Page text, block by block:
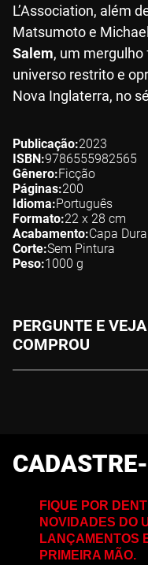
L’Association, além
Matsumoto e
Salem, um
universo restrito e
Nova Inglaterra, no
Publicação 2023
ISBN 9786555982565
Gênero Ficção
Páginas 200
Idioma Português
Formato 22 x 28 cm
Acabamento Capa Dura
Corte Sem Pintura
Peso 1000 g
PERGUNTE E
COMPROU
FIQUE POR
NOVIDADES DO
LANÇAMENTOS
PRIMEIRA MÃO.